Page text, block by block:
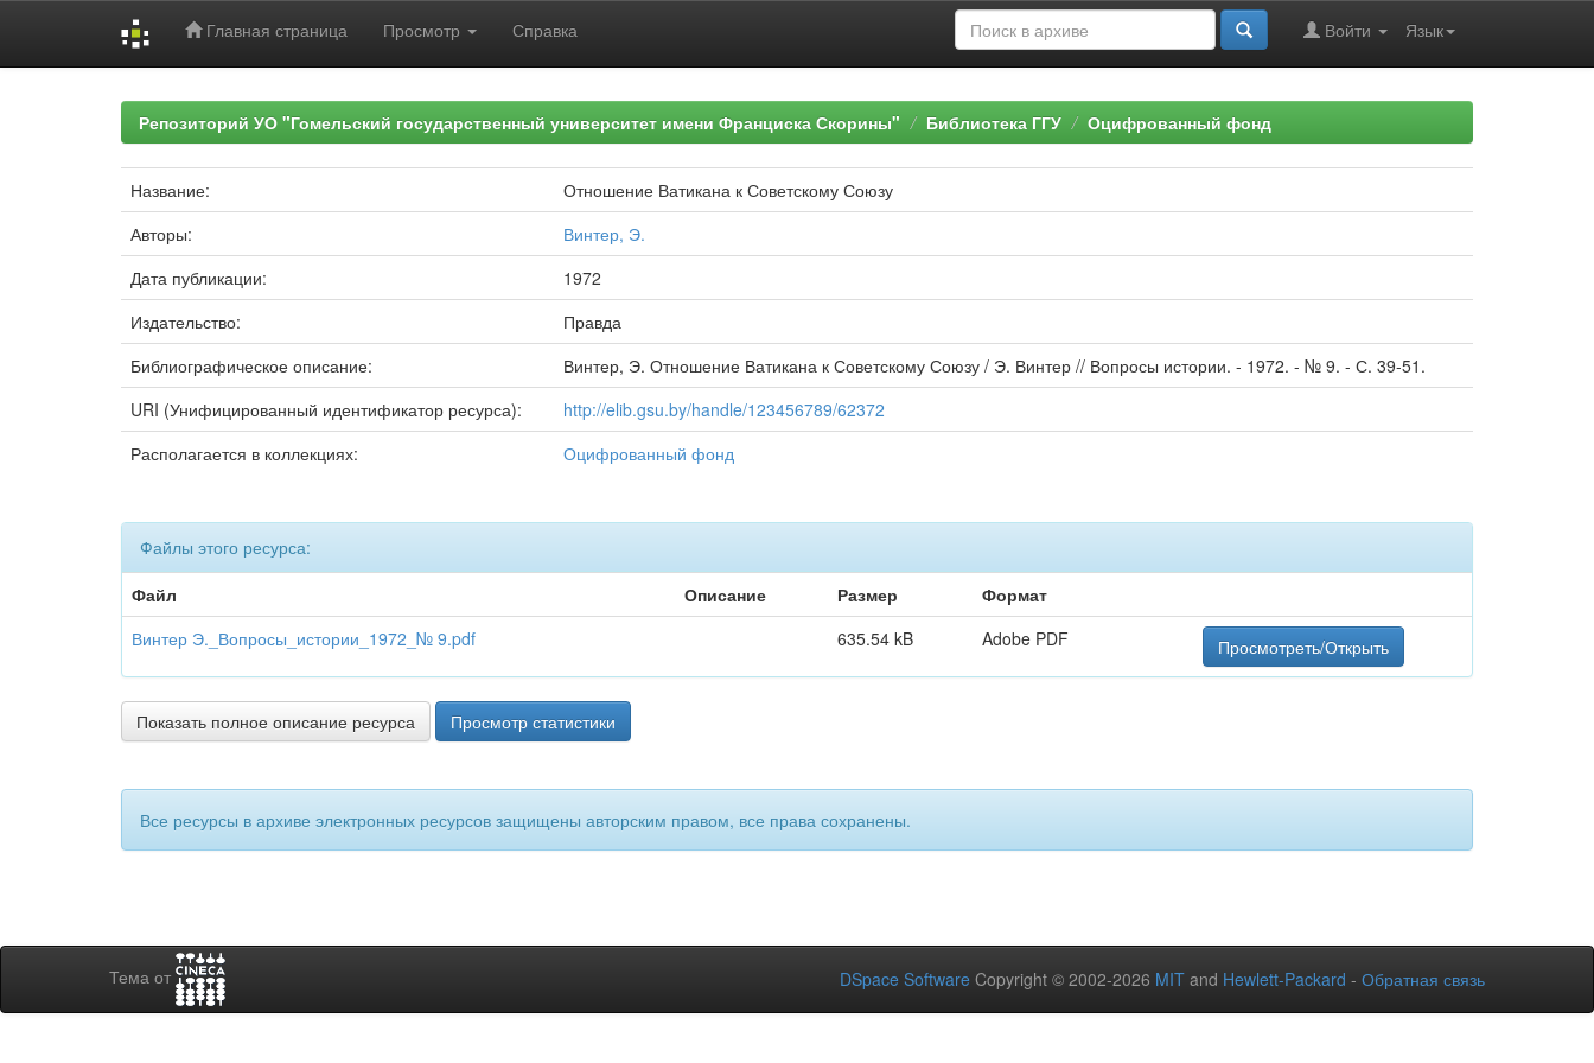
Главная страница Просмотр Справка Язык
Войти
Репозиторий УО "Гомельский государственный университет имени Франциска Скорины" Библиотека ГГУ Оцифрованный фонд
Название:
Отношение Ватикана к Советскому Союзу
Авторы:
Винтер, Э.
Дата публикации:
1972
Издательство:
Правда
Библиографическое описание:
Винтер, Э. Отношение Ватикана к Советскому Союзу / Э. Винтер // Вопросы истории. - 1972. - № 9. - С. 39-51.
URI (Унифицированный идентификатор ресурса):
http://elib.gsu.by/handle/123456789/62372
Располагается в коллекциях:
Оцифрованный фонд
Файлы этого ресурса:
Файл
Описание Размер
Формат
Винтер Э._Вопросы_истории_1972_№ 9.pdf
635.54 kB Adobe PDF Просмотреть/Открыть
Показать полное описание ресурса Просмотр статистики
Все ресурсы в архиве электронных ресурсов защищены авторским правом, все права сохранены.
Тема от DSpace Software Copyright © 2002-2026 MIT and Hewlett-Packard - Обратная связь